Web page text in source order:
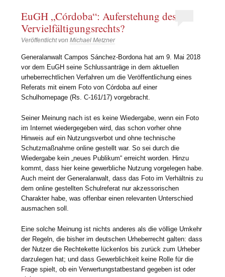
EuGH „Córdoba“: Auferstehung des
Vervielfältigungsrechts?
Veröffentlicht vonMichael Metzner
Generalanwalt Campos Sánchez-Bordona hat am 9. Mai 2018
vor dem EuGH seine Schlussanträge in dem aktuellen
urheberrechtlichen Verfahren um die Veröffentlichung eines
Referats mit einem Foto von Córdoba auf einer
Schulhomepage (Rs. C‑161/17) vorgebracht.
Seiner Meinung nach ist es keine Wiedergabe, wenn ein Foto
im Internet wiedergegeben wird, das schon vorher ohne
Hinweis auf ein Nutzungsverbot und ohne technische
Schutzmaßnahme online gestellt war. So sei durch die
Wiedergabe kein „neues Publikum“ erreicht worden. Hinzu
kommt, dass hier keine gewerbliche Nutzung vorgelegen habe.
Auch meint der Generalanwalt, dass das Foto im Verhältnis zu
dem online gestellten Schulreferat nur akzessorischen
Charakter habe, was offenbar einen relevanten Unterschied
ausmachen soll.
Eine solche Meinung ist nichts anderes als die völlige Umkehr
der Regeln, die bisher im deutschen Urheberrecht galten: dass
der Nutzer die Rechtekette lückenlos bis zurück zum Urheber
darzulegen hat; und dass Gewerblichkeit keine Rolle für die
Frage spielt, ob ein Verwertungstatbestand gegeben ist oder